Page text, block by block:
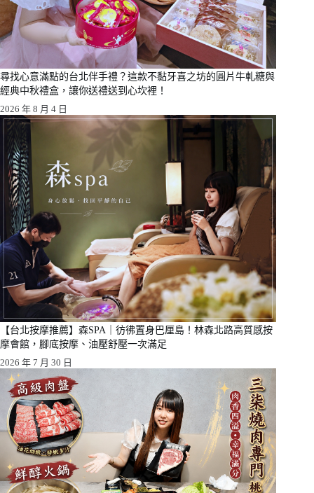
尋找心意滿點的台北伴手禮？這款不黏牙喜之坊的圓片牛軋糖與
經典中秋禮盒，讓你送禮送到心坎裡！
2026 年 8 月 4 日
【台北按摩推薦】森SPA｜彷彿置身巴厘島！林森北路高質感按
摩會館，腳底按摩、油壓舒壓一次滿足
2026 年 7 月 30 日